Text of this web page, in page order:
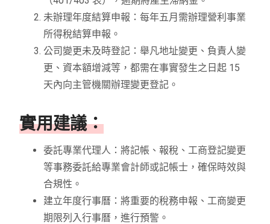
未辦理年度結算申報：每年五月需辦理營利事業
所得稅結算申報。
公司變更未及時登記：舉凡地址變更、負責人變
更、資本額增減等，都需在事實發生之日起 15
天內向主管機關辦理變更登記。
實用建議：
委託專業代理人：將記帳、報稅、工商登記變更
等事務委託給專業會計師或記帳士，確保時效與
合規性。
建立年度行事曆：將重要的稅務申報、工商變更
期限列入行事曆，進行預警。